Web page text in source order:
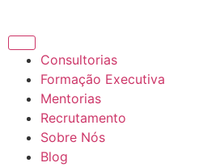
Consultorias
Formação Executiva
Mentorias
Recrutamento
Sobre Nós
Blog